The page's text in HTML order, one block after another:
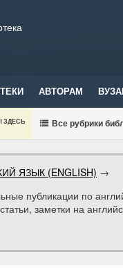
АВТОРАМ
ЗДЕСЬ Все рубрики
ЯЗЫК (ENGLISH) →
публикации по
заметки на